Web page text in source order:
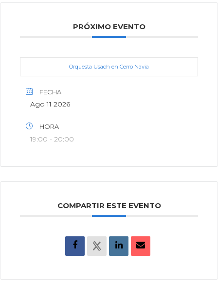
PRÓXIMO EVENTO
Orquesta Usach en Cerro Navia
FECHA
Ago 11 2026
HORA
19:00 - 20:00
COMPARTIR ESTE EVENTO